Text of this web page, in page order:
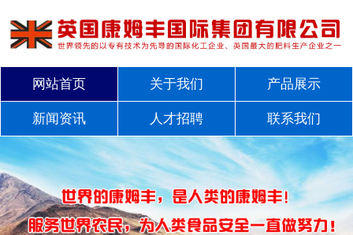
网站首页 关于我们 产品展示
新闻资讯 人才招聘 联系我们